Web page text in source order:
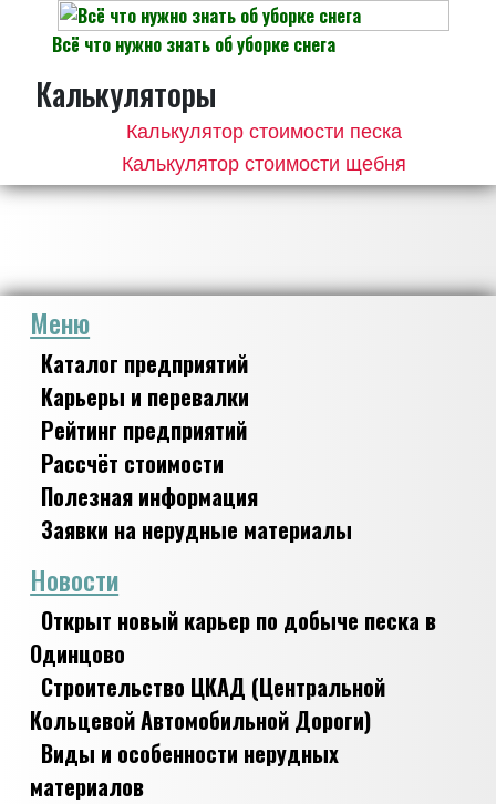
Всё что нужно знать об уборке снега
Калькуляторы
Калькулятор стоимости песка
Калькулятор стоимости щебня
Меню
Каталог предприятий
Карьеры и перевалки
Рейтинг предприятий
Рассчёт стоимости
Полезная информация
Заявки на нерудные материалы
Новости
Открыт новый карьер по добыче песка в
Одинцово
Строительство ЦКАД (Центральной
Кольцевой Автомобильной Дороги)
Виды и особенности нерудных
материалов